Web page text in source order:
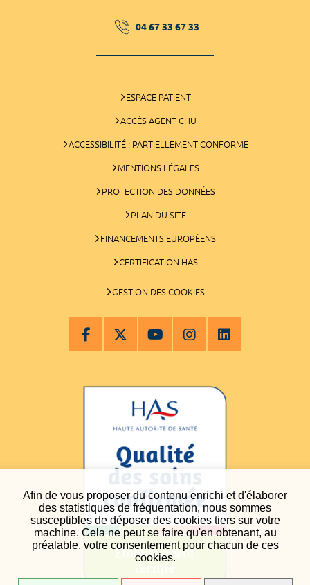
Afin de vous proposer du contenu enrichi et d'élaborer
des statistiques de fréquentation, nous sommes
susceptibles de déposer des cookies tiers sur votre
machine. Cela ne peut se faire qu'en obtenant, au
préalable, votre consentement pour chacun de ces
cookies.
04 67 33 67 33
ESPACE PATIENT
ACCÈS AGENT CHU
ACCESSIBILITÉ : PARTIELLEMENT CONFORME
MENTIONS LÉGALES
PROTECTION DES DONNÉES
PLAN DU SITE
FINANCEMENTS EUROPÉENS
CERTIFICATION HAS
GESTION DES COOKIES